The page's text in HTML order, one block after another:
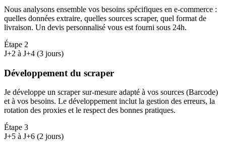
Nous analysons ensemble vos besoins spécifiques en e-commerce :
quelles données extraire, quelles sources scraper, quel format de
livraison. Un devis personnalisé vous est fourni sous 24h.
Étape 2
J+2 à J+4 (3 jours)
Développement du scraper
Je développe un scraper sur-mesure adapté à vos sources (Barcode)
et à vos besoins. Le développement inclut la gestion des erreurs, la
rotation des proxies et le respect des bonnes pratiques.
Étape 3
J+5 à J+6 (2 jours)